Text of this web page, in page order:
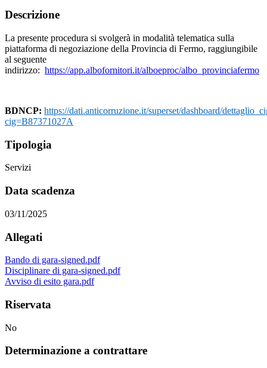
Descrizione
La presente procedura si svolgerà in modalità telematica sulla
piattaforma di negoziazione della Provincia di Fermo, raggiungibile
al seguente
indirizzo: https://app.albofornitori.it/alboeproc/albo_provinciafermo
BDNCP: https://dati.anticorruzione.it/superset/dashboard/
cig=B87371027A
Tipologia
Servizi
Data scadenza
03/11/2025
Allegati
Bando di gara-signed.pdf
Disciplinare di gara-signed.pdf
Avviso di esito gara.pdf
Riservata
No
Determinazione a contrattare